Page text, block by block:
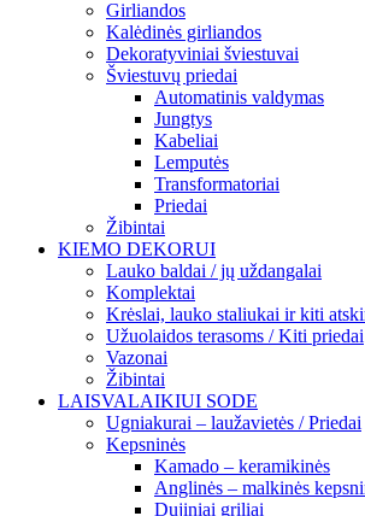
Girliandos
Kalėdinės girliandos
Dekoratyviniai šviestuvai
Šviestuvų priedai
Automatinis valdymas
Jungtys
Kabeliai
Lemputės
Transformatoriai
Priedai
Žibintai
KIEMO DEKORUI
Lauko baldai / jų uždangalai
Komplektai
Krėslai, lauko staliukai ir kiti
Užuolaidos terasoms / Kiti priedai
Vazonai
Žibintai
LAISVALAIKIUI SODE
Ugniakurai – laužavietės / Priedai
Kepsninės
Kamado – keramikinės
Anglinės – malkinės
Dujiniai griliai